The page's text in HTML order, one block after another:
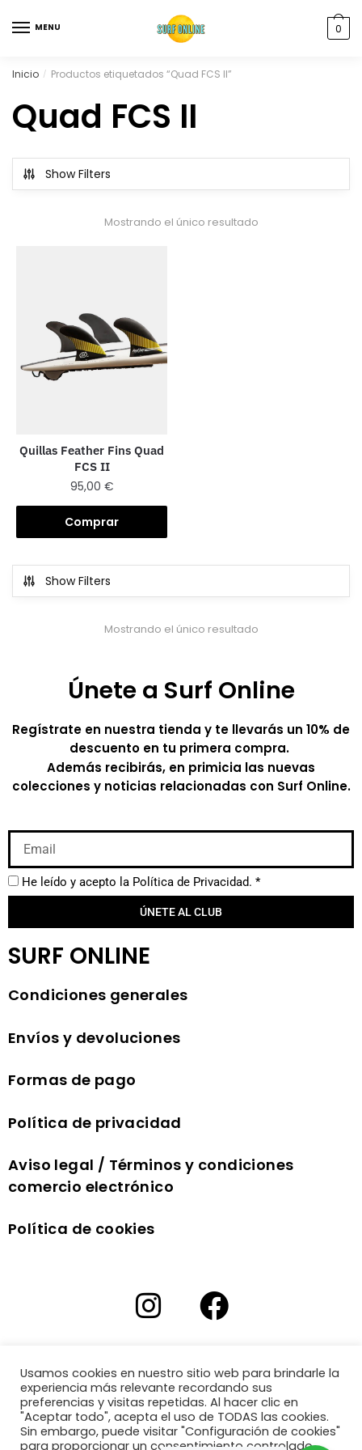
MENU 0
Inicio / Productos etiquetados “Quad FCS II”
Quad FCS II
Show Filters
Mostrando el único resultado
Quillas Feather Fins Quad
FCS II
95,00 €
Comprar
Show Filters
Mostrando el único resultado
Únete a Surf Online
Regístrate en nuestra tienda y te llevarás un 10% de
descuento en tu primera compra.
Además recibirás, en primicia las nuevas
colecciones y noticias relacionadas con Surf Online.
He leído y acepto la Política de Privacidad. *
ÚNETE AL CLUB
SURF ONLINE
Condiciones generales
Envíos y devoluciones
Formas de pago
Política de privacidad
Aviso legal / Términos y condiciones
comercio electrónico
Política de cookies
Usamos cookies en nuestro sitio web para brindarle la
experiencia más relevante recordando sus
preferencias y visitas repetidas. Al hacer clic en
"Aceptar todo", acepta el uso de TODAS las cookies.
Sin embargo, puede visitar "Configuración de cookies"
para proporcionar un consentimiento controlado.